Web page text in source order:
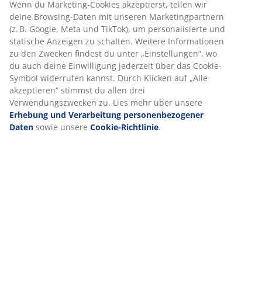
Bewertungen
(1)
Lieferung
ermöglichen.
Wenn du Marketing-Cookies akzeptierst, teilen wir deine
Browsing-Daten mit unseren Marketingpartnern (z. B.
Google, Meta und TikTok), um personalisierte und
statische Anzeigen zu schalten. Weitere Informationen zu
den Zwecken findest du unter „Einstellungen“, wo du
auch deine Einwilligung jederzeit über das Cookie-
Symbol widerrufen kannst. Durch Klicken auf „Alle
akzeptieren“ stimmst du allen drei Verwendungszwecken
zu. Lies mehr über unsereErhebung und Verarbeitung